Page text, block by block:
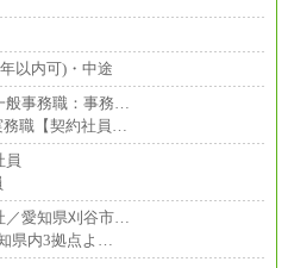
、残業代・家族手当含まず
等を考慮の上、当社規定により確
支給
業代含まず
与に変更なし
以内可)・中途
事務職：事務…
務職【契約社員…
員
／愛知県刈谷市…
県内3拠点よ…